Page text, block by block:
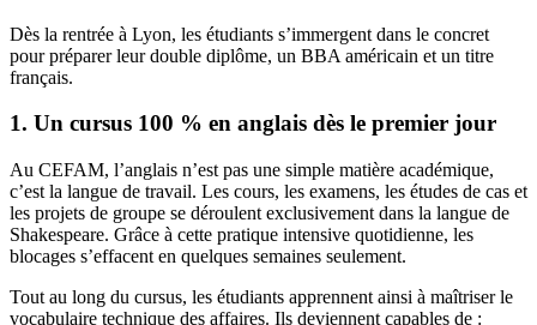
Dès la rentrée à Lyon, les étudiants s’immergent dans le concret
pour préparer leur double diplôme, un BBA américain et un titre
français.
1. Un cursus 100 % en anglais dès le premier jour
Au CEFAM, l’anglais n’est pas une simple matière académique,
c’est la langue de travail. Les cours, les examens, les études de cas et
les projets de groupe se déroulent exclusivement dans la langue de
Shakespeare. Grâce à cette pratique intensive quotidienne, les
blocages s’effacent en quelques semaines seulement.
Tout au long du cursus, les étudiants apprennent ainsi à maîtriser le
vocabulaire technique des affaires. Ils deviennent capables de :